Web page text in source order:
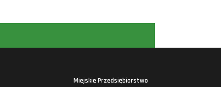
Miejskie Przedsiębiorstwo